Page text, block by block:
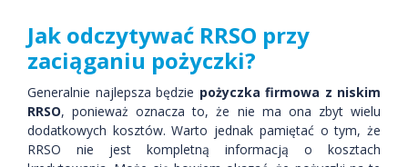
Jak odczytywać RRSO przy
zaciąganiu pożyczki?
Generalnie najlepsza będzie pożyczka firmowa z niskim
RRSO, ponieważ oznacza to, że nie ma ona zbyt wielu
dodatkowych kosztów. Warto jednak pamiętać o tym, że
RRSO nie jest kompletną informacją o kosztach